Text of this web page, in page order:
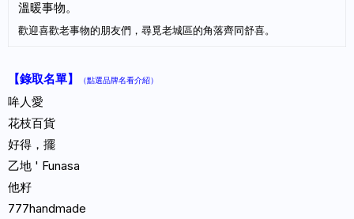
溫暖事物。
歡迎喜歡老事物的朋友們，尋覓老城區的角落齊同舒喜。
【錄取名單】 （點選品牌名看介紹）
哞人愛
花枝百貨
好得，擺
乙地 ' Funasa
他籽
777handmade